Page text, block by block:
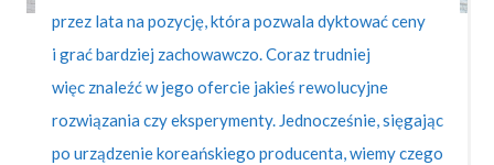
przez lata na pozycję, która pozwala dyktować ceny
i grać bardziej zachowawczo. Coraz trudniej
więc znaleźć w jego ofercie jakieś rewolucyjne
rozwiązania czy eksperymenty. Jednocześnie, sięgając
po urządzenie koreańskiego producenta, wiemy czego